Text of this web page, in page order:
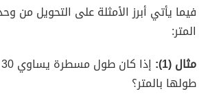
فيما يأتي أبرز الأمثلة على التحويل من
المتر:
مثال (1):
طولها بالمتر؟